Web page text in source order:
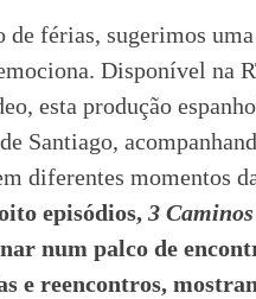
de férias, sugerimos
Disponível na
esta produção
Santiago,
diferentes momentos
episódios, 3 Caminos
num palco de
e reencontros,